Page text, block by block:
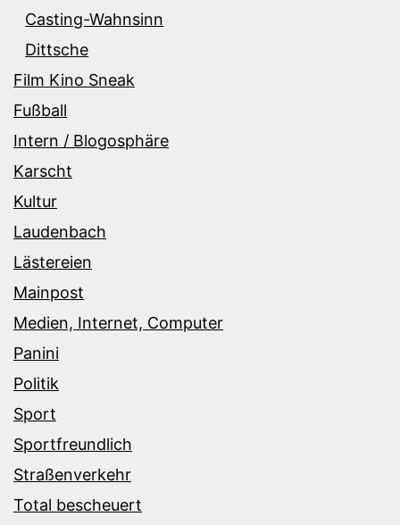
Casting-Wahnsinn
Dittsche
Film Kino Sneak
Fußball
Intern / Blogosphäre
Karscht
Kultur
Laudenbach
Lästereien
Mainpost
Medien, Internet, Computer
Panini
Politik
Sport
Sportfreundlich
Straßenverkehr
Total bescheuert